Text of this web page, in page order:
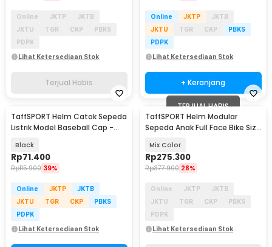
Online JKTP
JKTB
JKTU
TGR CKP
PBKS
PDPK
Lihat Ketersediaan Stok
Terjual Habis
Online JKTP
JKTB
JKTU
TGR CKP
PBKS
PDPK
Lihat Ketersediaan Stok
+ Keranjang
TaffSPORT Helm Catok Sepeda
Listrik Model Baseball Cap -
Black
Rp71.400
Rp115.900 39%
Online JKTP
JKTB
JKTU
TGR CKP
PBKS
PDPK
Lihat Ketersediaan Stok
TERJUAL HABIS
TaffSPORT Helm Modular
Sepeda Anak Full Face Bike Size
Mix Color
Rp275.300
Rp377.900 28%
Online JKTP
JKTB
JKTU
TGR CKP
PBKS
PDPK
Lihat Ketersediaan Stok